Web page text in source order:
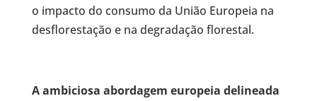
o impacto do consumo da União Europeia na
desflorestação e na degradação florestal.
A ambiciosa abordagem europeia delineada